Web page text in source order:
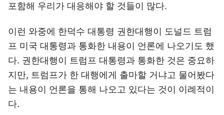
포함해 우리가 대응해야 할 것들이 많다.
이런 와중에 한덕수 대통령 권한대행이 도널드 트럼
프 미국 대통령과 통화한 내용이 언론에 나오기도 했
다. 권한대행이 트럼프 대통령과 통화한 것은 중요하
지만, 트럼프가 한 대행에게 출마할 거냐고 물어봤다
는 내용이 언론을 통해 나오고 있다는 것이 이례적이
다.